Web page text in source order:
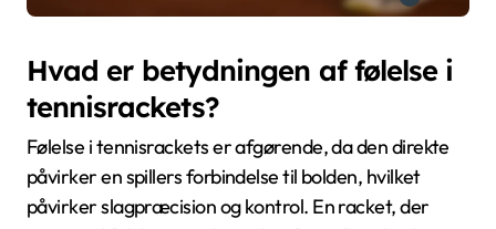
Hvad er betydningen af følelse i
tennisrackets?
Følelse i tennisrackets er afgørende, da den direkte
påvirker en spillers forbindelse til bolden, hvilket
påvirker slagpræcision og kontrol. En racket, der